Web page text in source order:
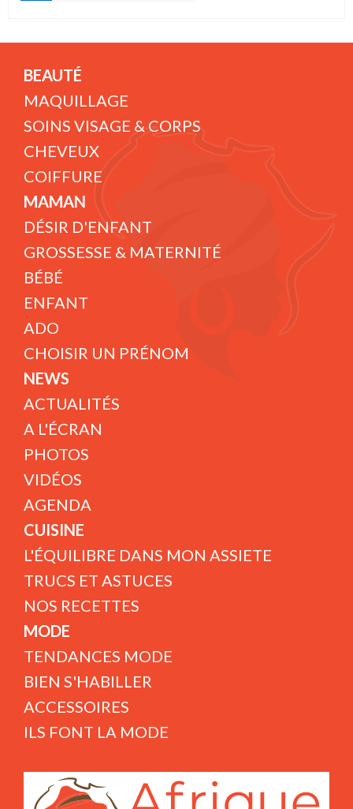
BEAUTÉ
MAQUILLAGE
SOINS VISAGE & CORPS
CHEVEUX
COIFFURE
MAMAN
DÉSIR D'ENFANT
GROSSESSE & MATERNITÉ
BÉBÉ
ENFANT
ADO
CHOISIR UN PRÉNOM
NEWS
ACTUALITÉS
A L'ÉCRAN
PHOTOS
VIDÉOS
AGENDA
CUISINE
L'ÉQUILIBRE DANS MON ASSIETE
TRUCS ET ASTUCES
NOS RECETTES
MODE
TENDANCES MODE
BIEN S'HABILLER
ACCESSOIRES
ILS FONT LA MODE